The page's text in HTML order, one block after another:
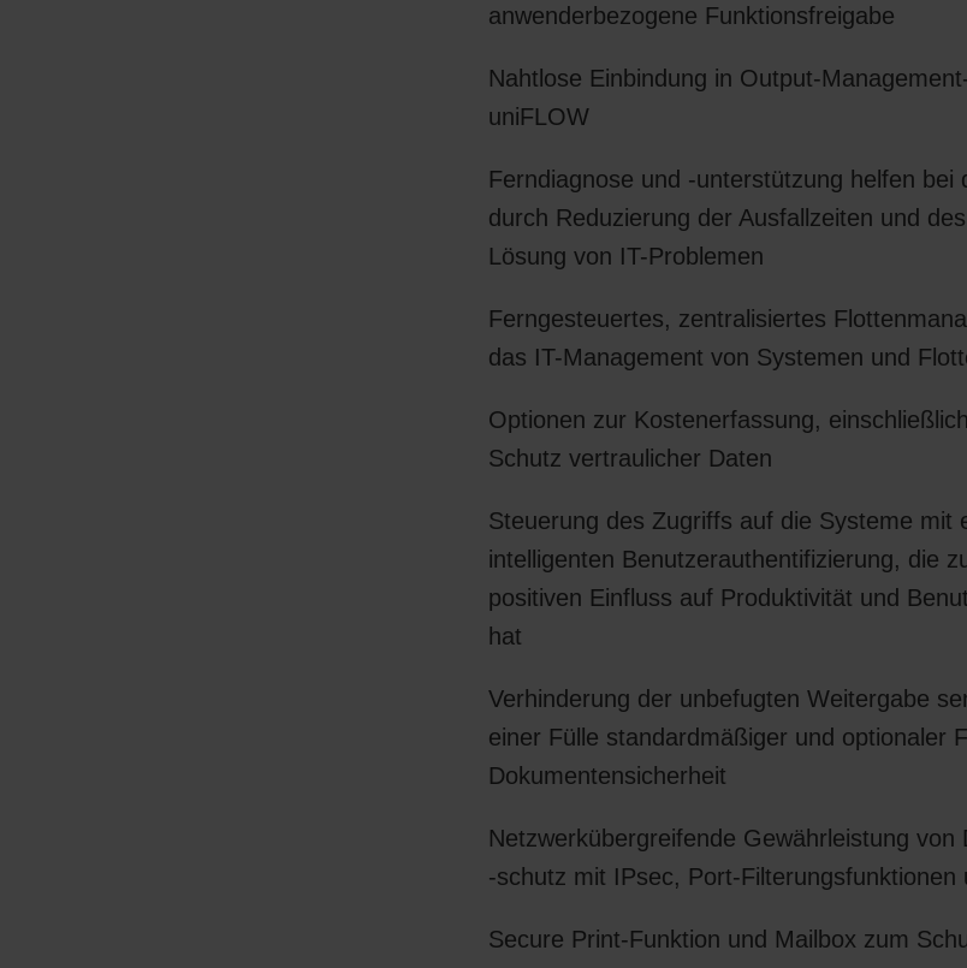
anwenderbezogene Funktionsfreigabe
Nahtlose Einbindung in Output-
uniFLOW
Ferndiagnose und -unterstützung helfen bei
durch Reduzierung der Ausfallzeiten und
Lösung von IT-Problemen
Ferngesteuertes, zentralisiertes
das IT-Management von Systemen und
Optionen zur Kostenerfassung,
Schutz vertraulicher Daten
Steuerung des Zugriffs auf die Systeme mit
intelligenten Benutzerauthentifizierung, die
positiven Einfluss auf Produktivität und
hat
Verhinderung der unbefugten Weitergabe
einer Fülle standardmäßiger und optionaler
Dokumentensicherheit
Netzwerkübergreifende Gewährleistung von
-schutz mit IPsec, Port-Filterungsfunktionen
Secure Print-Funktion und Mailbox zum